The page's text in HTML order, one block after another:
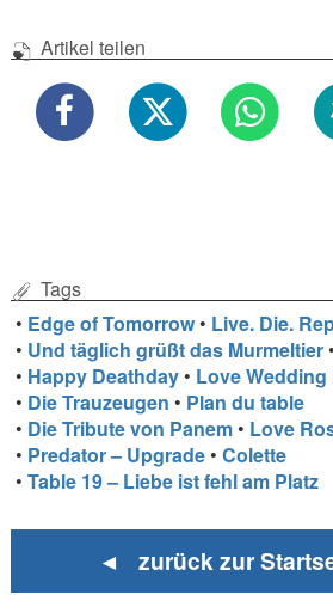
Artikel teilen
Tags
• Edge of Tomorrow • Live. Die.
• Und täglich grüßt das Murmeltier
• Happy Deathday • Love Wedding
• Die Trauzeugen • Plan du table
• Die Tribute von Panem • Love
• Predator – Upgrade •Colette
•Table 19 – Liebe ist fehl am Platz
◄ zurück zur